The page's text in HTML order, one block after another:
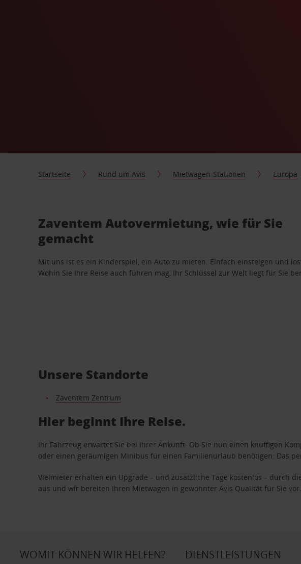
Startseite Rund um Avis Mietwagen-Stationen Europa
Zaventem Autovermietung, wie für Sie
gemacht
Mit uns ist es ein Kinderspiel, ein Auto zu mieten. Einfach einsteigen und
Wohin Sie Ihre Reise auch führen mag, Ihr Schlüssel zur Welt liegt für Sie
Unsere Standorte
Zaventem Zentrum
Hier beginnt Ihre Reise.
Ihr Fahrzeug erwartet Sie bei Ihrer Ankunft. Ob Sie nun einen knuffigen
oder einen geräumigen Minibus für einen Familienurlaub benötigen: Das
Vielmieter erhalten ein Upgrade – und zusätzliche Tage kostenlos – durch
aus und wir bereiten Ihren Mietwagen in gewohnter Avis Qualität für Sie vor.
WOMIT KÖNNEN WIR HELFEN? DIENSTLEISTUNGEN